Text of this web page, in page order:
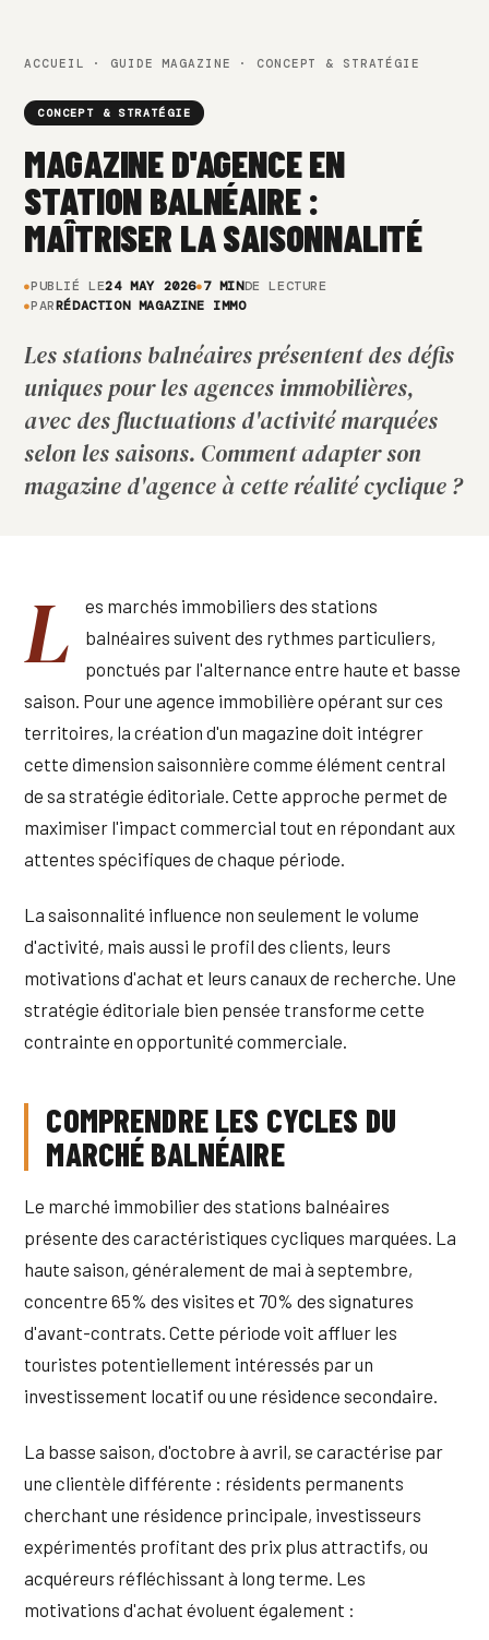
ACCUEIL · GUIDE MAGAZINE · CONCEPT & STRATÉGIE
CONCEPT & STRATÉGIE
MAGAZINE D'AGENCE EN
STATION BALNÉAIRE :
MAÎTRISER LA SAISONNALITÉ
PUBLIÉ LE24 MAY 2026 7 MINDE LECTURE
PARRÉDACTION MAGAZINE IMMO
Les stations balnéaires présentent des défis
uniques pour les agences immobilières,
avec des fluctuations d'activité marquées
selon les saisons. Comment adapter son
magazine d'agence à cette réalité cyclique ?
L
es marchés immobiliers des stations
balnéaires suivent des rythmes particuliers,
ponctués par l'alternance entre haute et basse
saison. Pour une agence immobilière opérant sur ces
territoires, la création d'un magazine doit intégrer
cette dimension saisonnière comme élément central
de sa stratégie éditoriale. Cette approche permet de
maximiser l'impact commercial tout en répondant aux
attentes spécifiques de chaque période.
La saisonnalité influence non seulement le volume
d'activité, mais aussi le profil des clients, leurs
motivations d'achat et leurs canaux de recherche. Une
stratégie éditoriale bien pensée transforme cette
contrainte en opportunité commerciale.
COMPRENDRE LES CYCLES DU
MARCHÉ BALNÉAIRE
Le marché immobilier des stations balnéaires
présente des caractéristiques cycliques marquées. La
haute saison, généralement de mai à septembre,
concentre 65% des visites et 70% des signatures
d'avant-contrats. Cette période voit affluer les
touristes potentiellement intéressés par un
investissement locatif ou une résidence secondaire.
La basse saison, d'octobre à avril, se caractérise par
une clientèle différente : résidents permanents
cherchant une résidence principale, investisseurs
expérimentés profitant des prix plus attractifs, ou
acquéreurs réfléchissant à long terme. Les
motivations d'achat évoluent également :